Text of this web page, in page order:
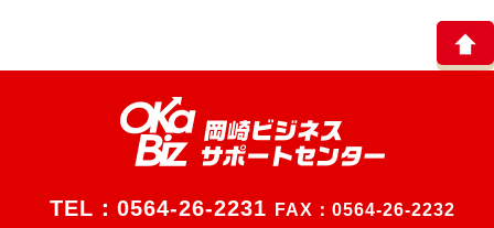
TEL： 0564-26-2231 FAX：0564-26-2232